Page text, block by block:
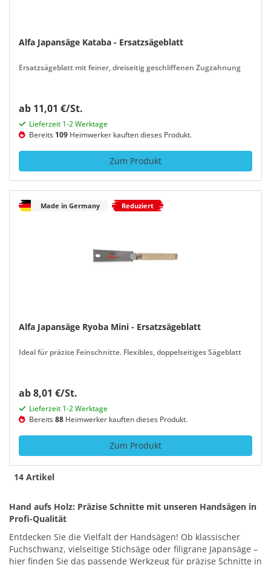
Alfa Japansäge Kataba - Ersatzsägeblatt
Ersatzsägeblatt mit feiner, dreiseitig geschliffenen Zugzahnung
ab 11,01 €/St.
Lieferzeit 1-2 Werktage
Bereits 109 Heimwerker kauften dieses Produkt.
Zum Produkt
Made in Germany Reduziert
Alfa Japansäge Ryoba Mini - Ersatzsägeblatt
Ideal für präzise Feinschnitte. Flexibles, doppelseitiges Sägeblatt
ab 8,01 €/St.
Lieferzeit 1-2 Werktage
Bereits88 Heimwerker kauften dieses Produkt.
Zum Produkt
14 Artikel
Hand aufs Holz: Präzise Schnitte mit unseren Handsägen in
Profi-Qualität
Entdecken Sie die Vielfalt der Handsägen! Ob klassischer
Fuchschwanz, vielseitige Stichsäge oder filigrane Japansäge –
hier finden Sie das passende Werkzeug für präzise Schnitte in